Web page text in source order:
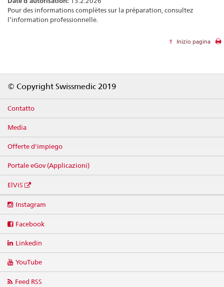
Pour des informations complètes sur la préparation, consultez
l’information professionnelle.
Inizio pagina
© Copyright Swissmedic 2019
Contatto
Media
Offerte d'impiego
Portale eGov (Applicazioni)
ElViS
media
Instagram
Facebook
Linkedin
YouTube
Feed RSS